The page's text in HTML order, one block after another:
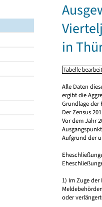
in
Alle Daten
ergibt die
Grundlage der
Der Zensus
Vor dem Jahr
Aufgrund der
1) Im Zuge
oder